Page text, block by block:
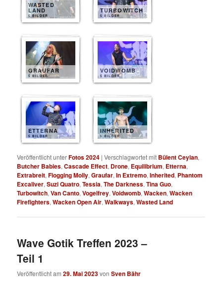
WASTED
LAND
5 BILDER
TURBOWITCH
5 BILDER
GRAUFAR
5 BILDER
VOIDWOMB
5 BILDER
ETTERNA
5 BILDER
INHERITED
5 BILDER
Veröffentlicht unterFotos 2024 |Verschlagwortet mit Bülent Ceylan,
Butcher Babies,Cascade Effect, Drone, Equilibrium, Etterna,
Extrabreit,Flogging Molly,Graufar,In Extremo,Inherited, Phantom
Excaliver,Suzi Quatro,Tessia,The Darkness,Tina Guo,
Turbowitch,Van Canto,Vogelfrey,Voidwomb,Wacken,Wacken
Firefighters,Wacken Open Air,Walkways,Wasted Land
Wave Gotik Treffen 2023 –
Teil 1
Veröffentlicht am29. Mai 2023vonSven Bähr